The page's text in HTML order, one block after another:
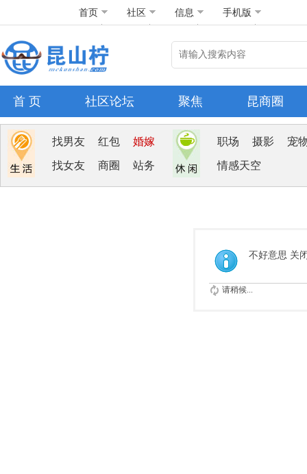
首页 社区 信息 手机版
首 页 社区论坛 聚焦 昆商圈
找男友 红包 婚嫁
找女友 商圈 站务
职场 摄影 宠
情感天空
不好意思 关
请稍候...